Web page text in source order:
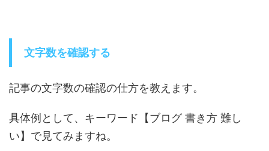
文字数を確認する
記事の文字数の確認の仕方を教えます。
具体例として、キーワード【ブログ 書き方 難し
い】で見てみますね。